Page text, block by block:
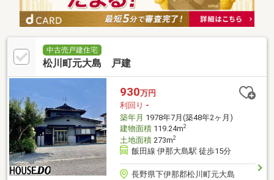
中古売戸建住宅
松川町元大島 戸建
930万円
利回り -
築年月 1978年7月(築48年2ヶ月)
建物面積119.24m2
土地面積273m2
飯田線 伊那大島駅 徒歩15分
長野県下伊那郡松川町元大島